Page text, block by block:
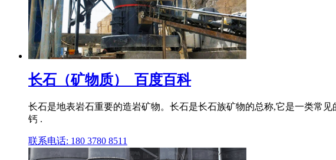
长石（矿物质）_百度百科
长石是地表岩石重要的造岩矿物。长石是长石族矿物的总称,它是一类常
钙 .
联系电话: 180 3780 8511